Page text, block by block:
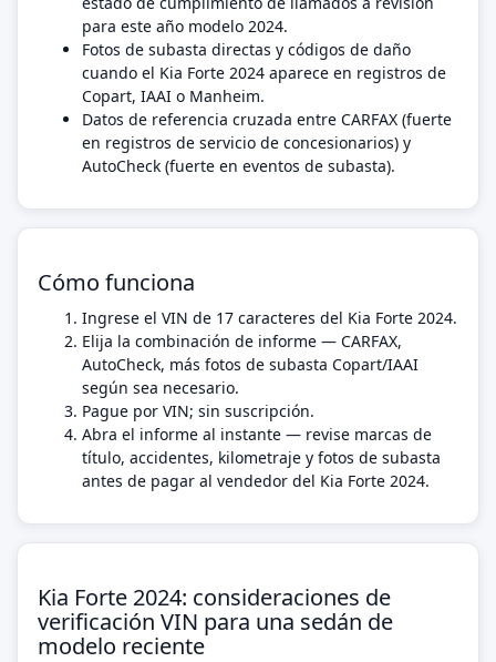
para este año modelo 2024.
Fotos de subasta directas y códigos de daño
cuando el Kia Forte 2024 aparece en registros de
Copart, IAAI o Manheim.
Datos de referencia cruzada entre CARFAX (fuerte
en registros de servicio de concesionarios) y
AutoCheck (fuerte en eventos de subasta).
Cómo funciona
Ingrese el VIN de 17 caracteres del Kia Forte 2024.
Elija la combinación de informe — CARFAX,
AutoCheck, más fotos de subasta Copart/IAAI
según sea necesario.
Pague por VIN; sin suscripción.
Abra el informe al instante — revise marcas de
título, accidentes, kilometraje y fotos de subasta
antes de pagar al vendedor del Kia Forte 2024.
Kia Forte 2024: consideraciones de
verificación VIN para una sedán de
modelo reciente